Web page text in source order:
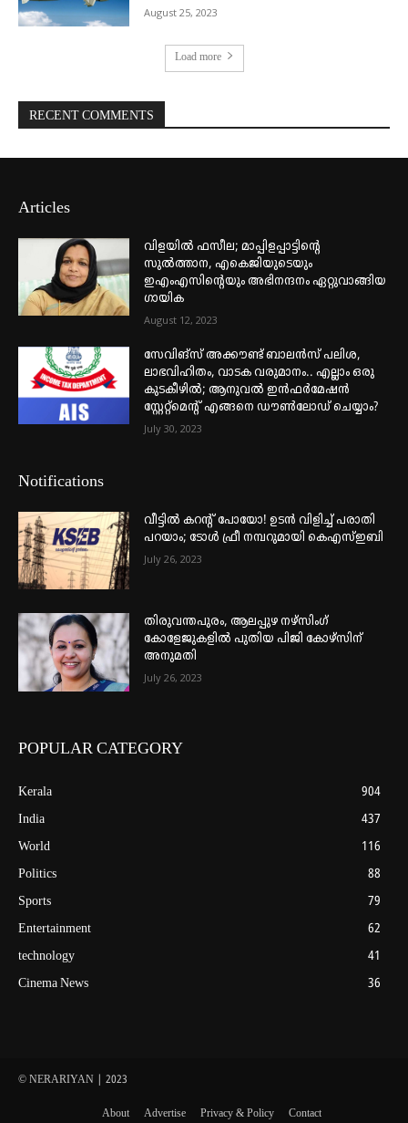
August 25, 2023
Load more
RECENT COMMENTS
Articles
വിളയിൽ ഫസീല; മാപ്പിളപ്പാട്ടിന്റെ
സുൽത്താന, എകെജിയുടെയും
ഇഎംഎസിന്റെയും അഭിനന്ദനം ഏറ്റുവാങ്ങിയ
ഗായിക
August 12, 2023
സേവിങ്സ് അക്കൗണ്ട് ബാലൻസ് പലിശ,
ലാഭവിഹിതം, വാടക വരുമാനം.. എല്ലാം ഒരു
കുടകീഴിൽ; ആനുവൽ ഇൻഫർമേഷൻ
സ്റ്റേറ്റ്മെന്റ് എങ്ങനെ ഡൗൺലോഡ് ചെയ്യാം?
July 30, 2023
Notifications
വീട്ടില്‍ കറന്റ് പോയോ! ഉടന്‍ വിളിച്ച് പരാതി
പറയാം; ടോള്‍ ഫ്രീ നമ്പറുമായി കെഎസ്ഇബി
July 26, 2023
തിരുവന്തപുരം, ആലപ്പുഴ നഴ്‌സിംഗ്
കോളേജുകളില്‍ പുതിയ പിജി കോഴ്‌സിന്
അനുമതി
July 26, 2023
POPULAR CATEGORY
Kerala
904
India
437
World
116
Politics
88
Sports
79
Entertainment
62
technology
41
Cinema News
36
© NERARIYAN | 2023
About Advertise Privacy & Policy Contact